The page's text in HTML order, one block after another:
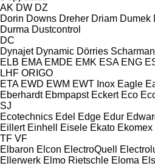
AK DW DZ
Dorin Downs Dreher Driam Dumek
Durma Dustcontrol
DC
Dynajet Dynamic Dörries
ELB EMA EMDE EMK ESA ENG
LHF ORIGO
ETA EWD EWM EWT Inox Eagle
Eberhardt Ebmpapst Eckert Eco
SJ
Ecotechnics Edel Edge Edur
Eillert Einhell Eisele Ekato Ekomex
TF VF
Elbaron Elcon ElectroQuell
Ellerwerk Elmo Rietschle Eloma